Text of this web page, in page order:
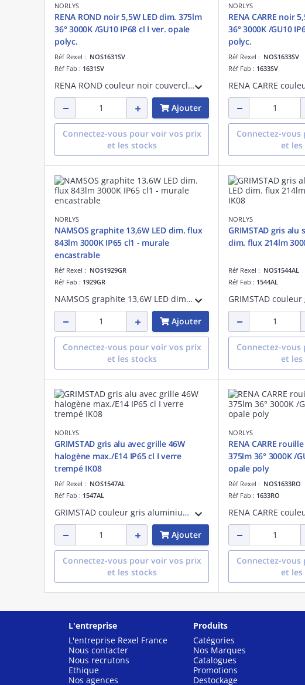
NORLYS
RENA ROND noir 5,5W LED dim. 375lm
36° 3000K /GU10 IP68 cl I ver. opale
polyc.
Réf Rexel : NOS1631SV
Réf Fab : 1631SV
RENA ROND couleur noir couvercle 5,5W LED dimmable 375lm 36° 3000K /GU10 IP68 classe I verrerie opale polycarbonate - pré-cablé 3m
Ajouter
Connectez-vous pour voir vos prix
et les stocks
NORLYS
RENA CARRE noir
36° 3000K /GU10
polyc.
Réf Rexel : NOS1633SV
Réf Fab : 1633SV
Connectez-
et les
NORLYS
NAMSOS graphite 13,6W LED dim. flux
843lm 3000K IP65 cl1 - murale
encastrable
Réf Rexel : NOS1929GR
Réf Fab : 1929GR
NAMSOS graphite 13,6W LED dimmable flux utile 843lm 3000K IP65 classe I verrerie givrée - applique murale encastrable
Ajouter
Connectez-vous pour voir vos prix
et les stocks
NORLYS
GRIMSTAD gris alu
dim. flux 214lm
Réf Rexel : NOS1544AL
Réf Fab : 1544AL
Connectez-
et les
NORLYS
GRIMSTAD gris alu avec grille 46W
halogène max./E14 IP65 cl I verre
trempé IK08
Réf Rexel : NOS1547AL
Réf Fab : 1547AL
GRIMSTAD couleur gris aluminium avec grille 46W halogène max./E14 IP65 classe I verre trempé IK08 - applique murale encastrable livrée avec boîte d'encastrement
Ajouter
Connectez-vous pour voir vos prix
et les stocks
NORLYS
RENA CARRE
375lm 36° 3000K /
opale poly
Réf Rexel : NOS1633RO
Réf Fab : 1633RO
Connectez-
et les
L'entreprise
L'entreprise Rexel France
Nous contacter
Nous recrutons
Ethique
Nos agences
Produits
Catégories
Nos Marques
Catalogues
Promotions
Destockage